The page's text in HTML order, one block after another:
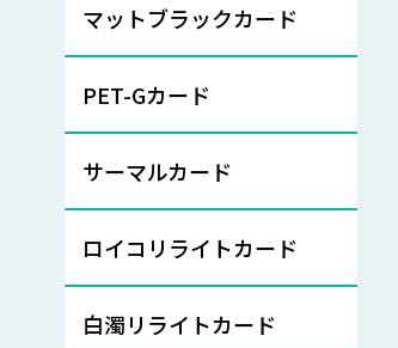
マットブラックカード
PET-Gカード
サーマルカード
ロイコリライトカード
白濁リライトカード